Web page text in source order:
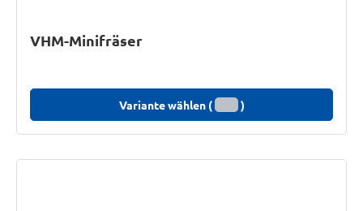
VHM-Minifräser
Variante wählen ( )